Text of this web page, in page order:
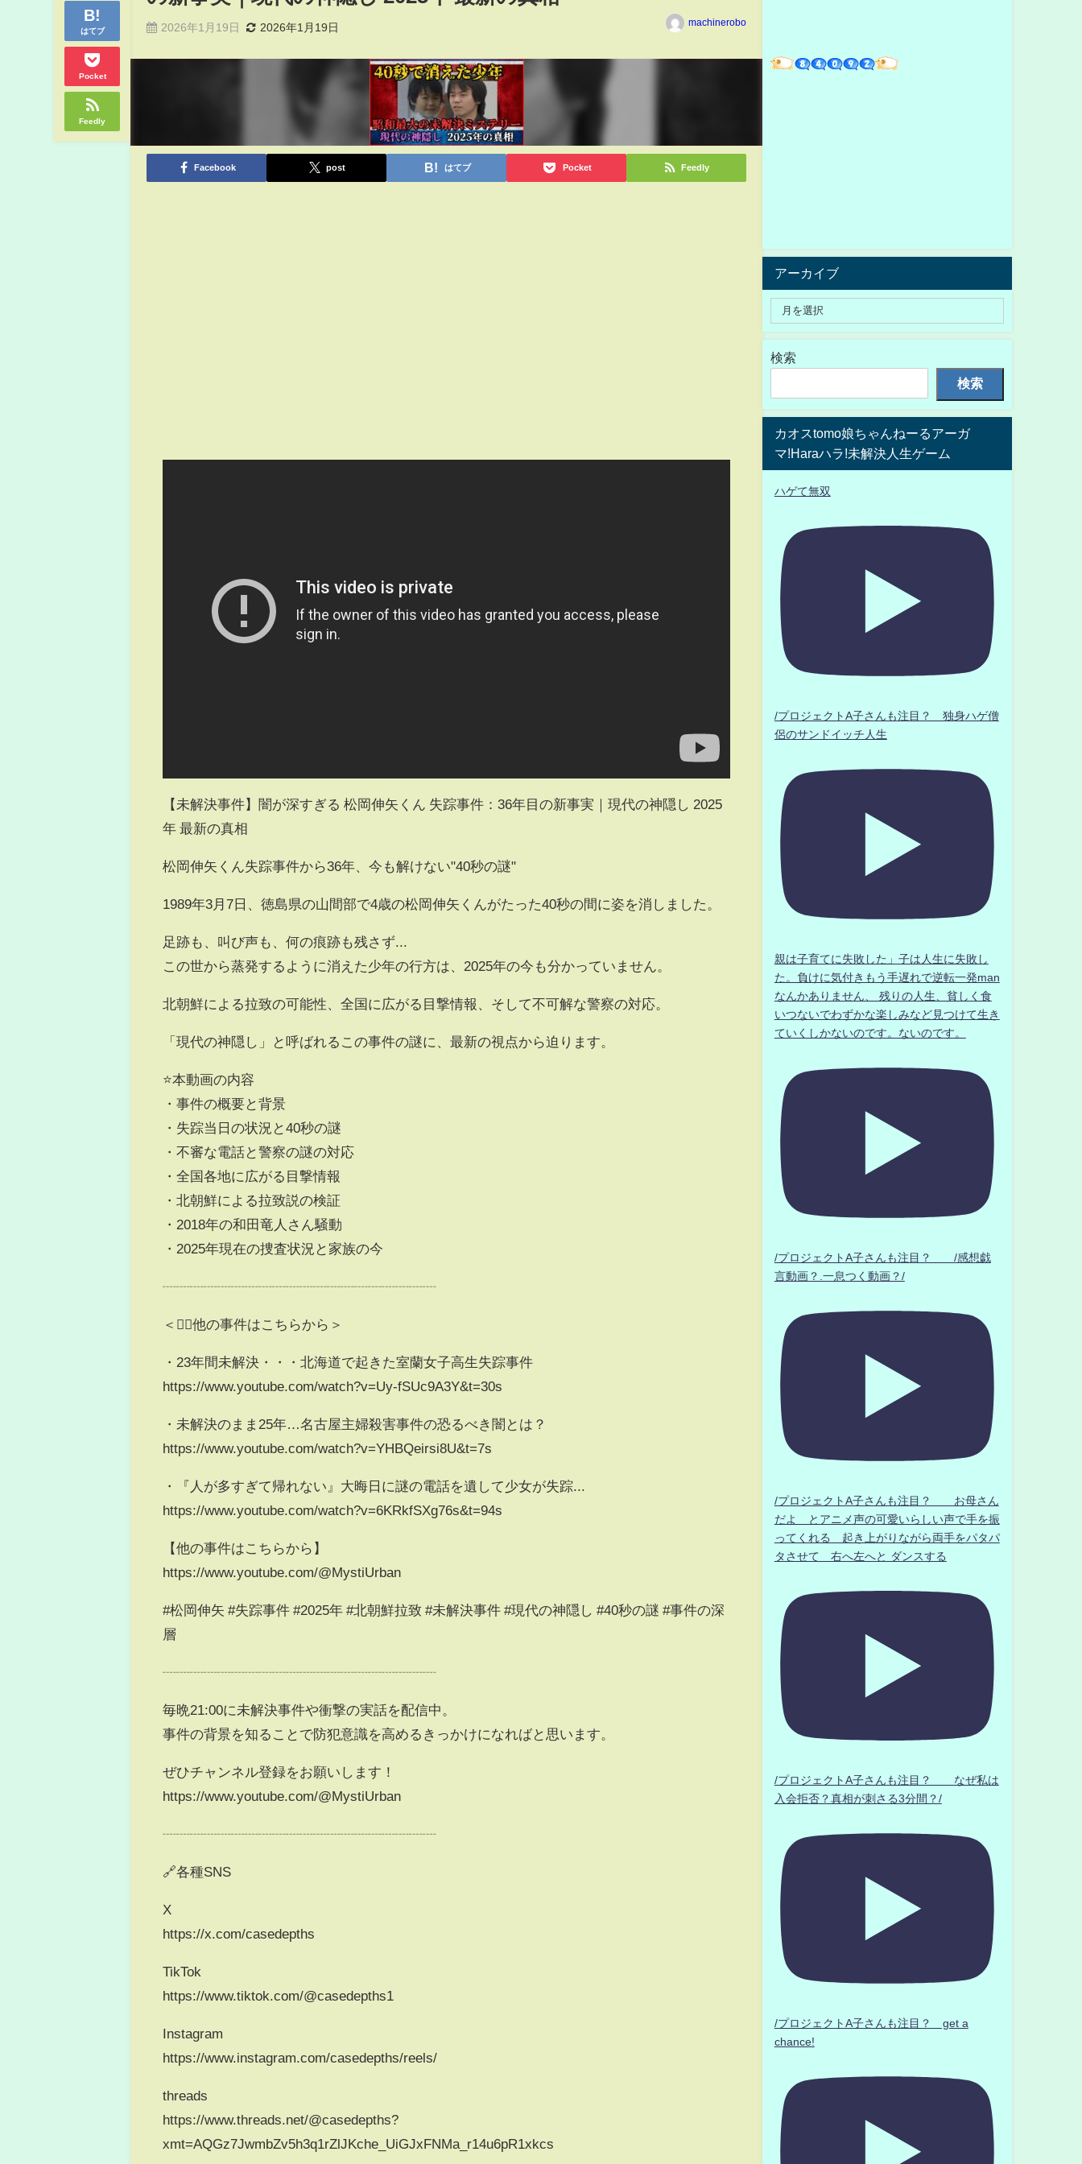
はてブ
Pocket
Feedly
2026年1月19日 2026年1月19日 machinerobo
Facebook post はてブ Pocket Feedly
【未解決事件】闇が深すぎる 松岡伸矢くん 失踪事件：36年目の新事実｜現代の神隠し 2025
年 最新の真相
松岡伸矢くん失踪事件から36年、今も解けない"40秒の謎"
1989年3月7日、徳島県の山間部で4歳の松岡伸矢くんがたった40秒の間に姿を消しました。
足跡も、叫び声も、何の痕跡も残さず...
この世から蒸発するように消えた少年の行方は、2025年の今も分かっていません。
北朝鮮による拉致の可能性、全国に広がる目撃情報、そして不可解な警察の対応。
「現代の神隠し」と呼ばれるこの事件の謎に、最新の視点から迫ります。
⭐️本動画の内容
・事件の概要と背景
・失踪当日の状況と40秒の謎
・不審な電話と警察の謎の対応
・全国各地に広がる目撃情報
・北朝鮮による拉致説の検証
・2018年の和田竜人さん騒動
・2025年現在の捜査状況と家族の今
┈┈┈┈┈┈┈┈┈┈┈┈┈┈┈┈┈┈┈┈
＜🕵️‍♀️他の事件はこちらから＞
・23年間未解決・・・北海道で起きた室蘭女子高生失踪事件
https://www.youtube.com/watch?v=Uy-fSUc9A3Y&t=30s
・未解決のまま25年…名古屋主婦殺害事件の恐るべき闇とは？
https://www.youtube.com/watch?v=YHBQeirsi8U&t=7s
・『人が多すぎて帰れない』大晦日に謎の電話を遺して少女が失踪...
https://www.youtube.com/watch?v=6KRkfSXg76s&t=94s
【他の事件はこちらから】
https://www.youtube.com/@MystiUrban
#松岡伸矢 #失踪事件 #2025年 #北朝鮮拉致 #未解決事件 #現代の神隠し #40秒の謎 #事件の深
層
┈┈┈┈┈┈┈┈┈┈┈┈┈┈┈┈┈┈┈┈
毎晩21:00に未解決事件や衝撃の実話を配信中。
事件の背景を知ることで防犯意識を高めるきっかけになればと思います。
ぜひチャンネル登録をお願いします！
https://www.youtube.com/@MystiUrban
┈┈┈┈┈┈┈┈┈┈┈┈┈┈┈┈┈┈┈┈
🔗各種SNS
X
https://x.com/casedepths
TikTok
https://www.tiktok.com/@casedepths1
Instagram
https://www.instagram.com/casedepths/reels/
threads
https://www.threads.net/@casedepths?
xmt=AQGz7JwmbZv5h3q1rZlJKche_UiGJxFNMa_r14u6pR1xkcs
アーカイブ
検索
検索
カオスtomo娘ちゃんねーるアーガ
マ!Haraハラ!未解決人生ゲーム
ハゲて無双
/プロジェクトA子さんも注目？ 独身ハゲ僧
侶のサンドイッチ人生
親は子育てに失敗した」子は人生に失敗し
た。負けに気付きもう手遅れで逆転一発man
なんかありません、 残りの人生、貧しく食
いつないでわずかな楽しみなど見つけて生き
ていくしかないのです。ないのです。
/プロジェクトA子さんも注目？ /感想戯
言動画？.一息つく動画？/
/プロジェクトA子さんも注目？ お母さん
だよ とアニメ声の可愛いらしい声で手を振
ってくれる 起き上がりながら両手をパタパ
タさせて 右へ左へと ダンスする
/プロジェクトA子さんも注目？ なぜ私は
入会拒否？真相が刺さる3分間？/
/プロジェクトA子さんも注目？ get a
chance!